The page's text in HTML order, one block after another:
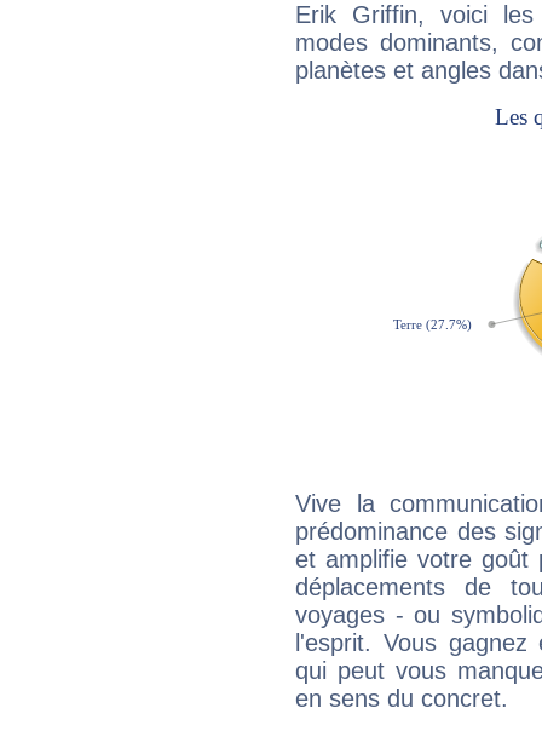
Erik Griffin, voici
modes dominants,
planètes et angles
Vive la
prédominance des
et amplifie votre goût
déplacements de
voyages - ou
l'esprit. Vous
qui peut vous
en sens du concret.